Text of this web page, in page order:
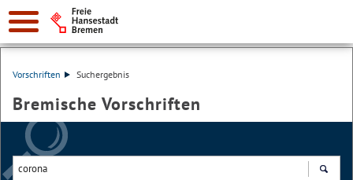
Vorschriften Suchergebnis
Bremische Vorschriften